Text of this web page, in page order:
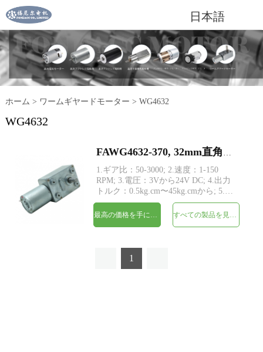
日本語
ホーム > ワームギヤードモーター > WG4632
WG4632
1.ギア比：50-3000; 2.速度：1-150
RPM; 3.電圧：3Vから24V DC; 4.出力
トルク：0.5kg.cm〜45kg.cmから; 5.直
角ドライブシャフトを備えたウォーム
ギア構造。 6.大きなトルクと低騒音;
構造：永久磁石
1